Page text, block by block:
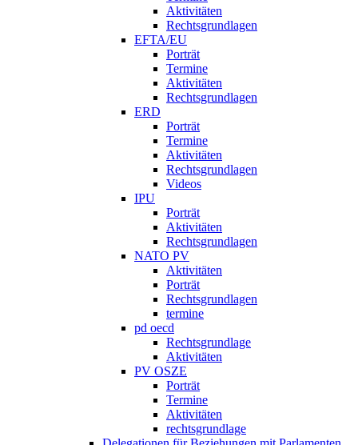
Aktivitäten
Rechtsgrundlagen
EFTA/EU
Porträt
Termine
Aktivitäten
Rechtsgrundlagen
ERD
Porträt
Termine
Aktivitäten
Rechtsgrundlagen
Videos
IPU
Porträt
Aktivitäten
Rechtsgrundlagen
NATO PV
Aktivitäten
Porträt
Rechtsgrundlagen
termine
pd oecd
Rechtsgrundlage
Aktivitäten
PV OSZE
Porträt
Termine
Aktivitäten
rechtsgrundlage